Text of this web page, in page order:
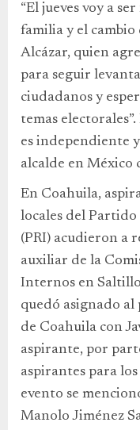
“El jueves voy a
familia y el
Alcázar, quien
para seguir
ciudadanos y
temas
es independiente
alcalde en México
En Coahuila,
locales del
(PRI) acudieron a
auxiliar de la
Internos en
quedó asignado
de Coahuila con
aspirante, por
aspirantes para
evento se
Manolo Jiménez